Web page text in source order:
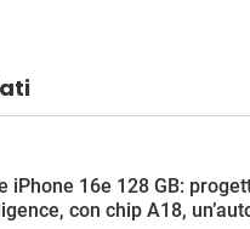
iPhone 16e 128 GB:
con chip A18,